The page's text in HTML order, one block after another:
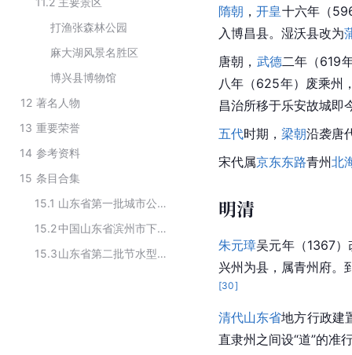
打渔张森林公园
麻大湖风景名胜区
博兴县博物馆
12 著名人物
13 重要荣誉
14 参考资料
15 条目合集
15.1
山东省第一批城市公园绿地开放共享试点名单
15.2
中国山东省滨州市下辖行政区划
15.3
山东省第二批节水型社会建设达标县（区）名单
隋朝 ，开皇十六年（
入博昌县。湿沃县改为
唐朝， 武德二年（619
八年（625年）废乘州
昌治所移于乐安故城即
五代时期， 梁朝沿袭唐
宋代属京东东路青州北
明清
朱元璋吴元年（1367
兴州为县，属青州府。
[30]
清代山东省地方行政建
直隶州 之间设“道”的准